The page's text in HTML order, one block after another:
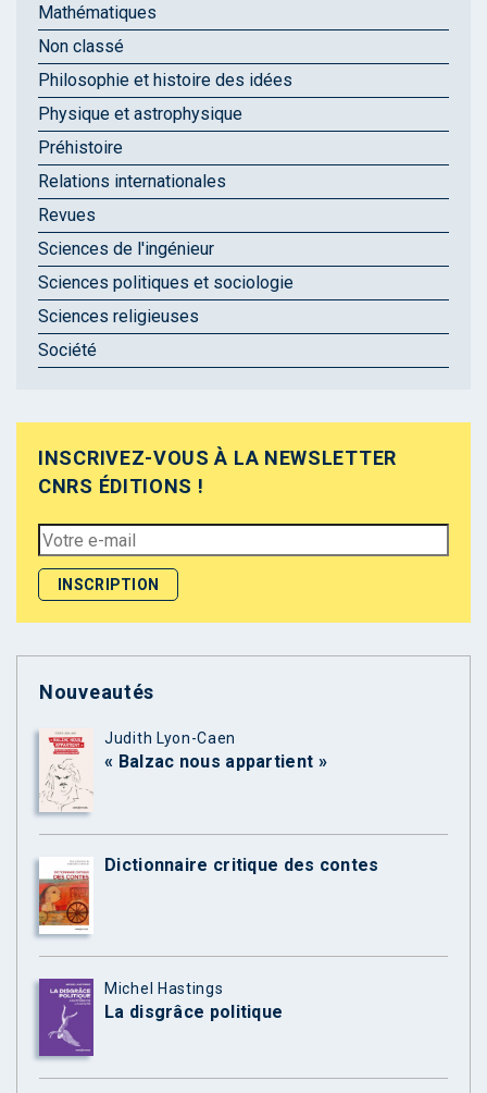
Mathématiques
Non classé
Philosophie et histoire des idées
Physique et astrophysique
Préhistoire
Relations internationales
Revues
Sciences de l'ingénieur
Sciences politiques et sociologie
Sciences religieuses
Société
INSCRIVEZ-VOUS À LA NEWSLETTER
CNRS ÉDITIONS !
Nouveautés
Judith Lyon-Caen
« Balzac nous appartient »
Dictionnaire critique des contes
Michel Hastings
La disgrâce politique